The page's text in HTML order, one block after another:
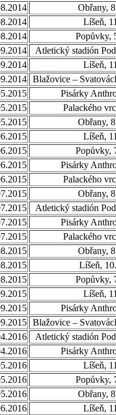
Obřany,
Líšeň,
Popůvky,
Atletický stadión
Líšeň,
Blažovice –
Pisárky
Palackého
Obřany,
Líšeň,
Popůvky,
Pisárky
Palackého
Obřany,
Atletický stadión
Pisárky
Palackého
Obřany,
Líšeň,
Popůvky,
Líšeň,
Pisárky
Blažovice –
Atletický stadión
Pisárky
Líšeň,
Popůvky,
Obřany,
Líšeň,